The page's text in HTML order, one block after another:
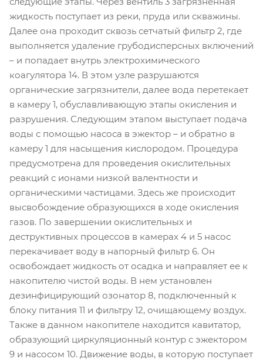
жидкость поступает из реки, пруда или скважины.
Далее она проходит сквозь сетчатый фильтр 2, где
выполняется удаление грубодисперсных включений
– и попадает внутрь электрохимического
коагулятора 14. В этом узле разрушаются
органические загрязнители, далее вода перетекает
в камеру 1, обуславливающую этапы окисления и
разрушения. Следующим этапом выступает подача
воды с помощью насоса в эжектор – и обратно в
камеру 1 для насыщения кислородом. Процедура
предусмотрена для проведения окислительных
реакций с ионами низкой валентности и
органическими частицами. Здесь же происходит
высвобождение образующихся в ходе окисления
газов. По завершении окислительных и
деструктивных процессов в камерах 4 и 5 насос
перекачивает воду в напорный фильтр 6. Он
освобождает жидкость от осадка и направляет ее к
накопителю чистой воды. В нем установлен
дезинфицирующий озонатор 8, подключенный к
блоку питания 11 и фильтру 12, очищающему воздух.
Также в данном накопителе находится кавитатор,
образующий циркуляционный контур с эжектором
9 и насосом 10. Движение воды, в которую поступает